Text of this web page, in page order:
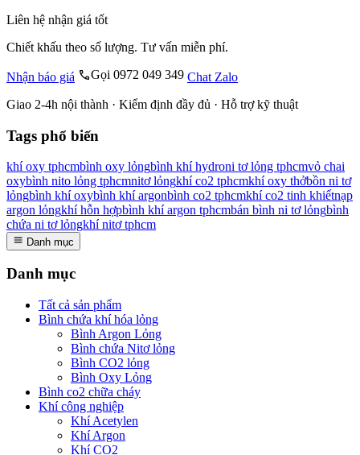
Liên hệ nhận giá tốt
Chiết khấu theo số lượng. Tư vấn miễn phí.
Nhận báo giá Gọi 0972 049 349 Chat Zalo
Giao 2-4h nội thành · Kiểm định đầy đủ · Hỗ trợ kỹ thuật
Tags phổ biến
khí oxy tphcmbình oxy lỏngbình khí hydroni tơ lỏng tphcmvỏ chai
oxybình nito lỏng tphcmnitơ lỏngkhí co2 tphcmkhí oxy thởbồn ni tơ
lỏngbình khí oxybình khí argonbình co2 tphcmkhí co2 tinh khiếtnạp
argon lỏngkhí hỗn hợpbình khí argon tphcmbán bình ni tơ lỏngbình
chứa ni tơ lỏngkhí nitơ tphcm
Danh mục
Danh mục
Tất cả sản phẩm
Bình chứa khí hóa lỏng
Bình Argon Lỏng
Bình chứa Nitơ lỏng
Bình CO2 lỏng
Bình Oxy Lỏng
Bình co2 chữa cháy
Khí công nghiệp
Khí Acetylen
Khí Argon
Khí CO2